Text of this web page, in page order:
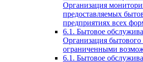
Организация
предоставляемых
предприятиях всех
6.1. Бытовое
Организация
ограниченными
6.1. Бытовое